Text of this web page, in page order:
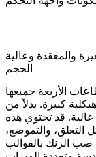
والمعقدة وعالية
الحجم
الأربعة جميعها
كبيرة. بدلاً من
قد تحتوي هذه
والتموضع،
صب الزنك بالقوالب